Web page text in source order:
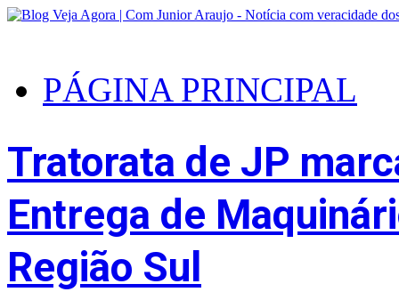
PÁGINA PRINCIPAL
Tratorata de JP
Entrega de
Região Sul